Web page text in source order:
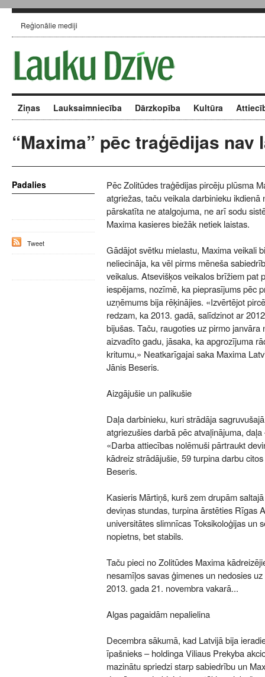
Reģionālie mediji
Ziņas Lauksaimniecība Dārzkopība Kultūra
“Maxima” pēc traģēdijas nav
Pēc Zolitūdes traģēdijas pircēju plūsma
atgriežas, taču veikala darbinieku ikdienā
pārskatīta ne atalgojuma, ne arī sodu
Maxima kasieres biežāk netiek laistas.
Gādājot svētku mielastu, Maxima veikali
neliecināja, ka vēl pirms mēneša
veikalus. Atsevišķos veikalos brīžiem pat
iespējams, nozīmē, ka pieprasījums pēc
uzņēmums bija rēķinājies. «Izvērtējot
redzam, ka 2013. gadā, salīdzinot ar
bijušas. Taču, raugoties uz pirmo
aizvadīto gadu, jāsaka, ka apgrozījuma
kritumu,» Neatkarīgajai saka Maxima
Jānis Beseris.
Aizgājušie un palikušie
Daļa darbinieku, kuri strādāja
atgriezušies darbā pēc atvaļinājuma,
«Darba attiecības nolēmuši pārtraukt
kādreiz strādājušie, 59 turpina darbu
Beseris.
Kasieris Mārtiņš, kurš zem drupām
deviņas stundas, turpina ārstēties Rīgas
universitātes slimnīcas Toksikoloģijas un
nopietns, bet stabils.
Taču pieci no Zolitūdes Maxima
nesamīļos savas ģimenes un nedosies
2013. gada 21. novembra vakarā...
Algas pagaidām nepalielina
Decembra sākumā, kad Latvijā bija
īpašnieks – holdinga Viliaus Prekyba
mazinātu spriedzi starp sabiedrību un
Padalies
Tweet